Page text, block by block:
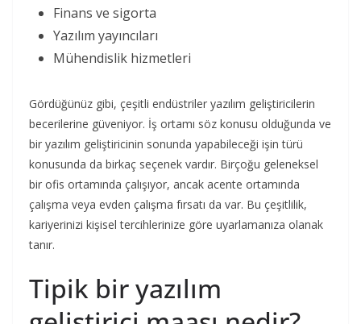
Finans ve sigorta
Yazılım yayıncıları
Mühendislik hizmetleri
Gördüğünüz gibi, çeşitli endüstriler yazılım geliştiricilerin
becerilerine güveniyor. İş ortamı söz konusu olduğunda ve
bir yazılım geliştiricinin sonunda yapabileceği işin türü
konusunda da birkaç seçenek vardır. Birçoğu geleneksel
bir ofis ortamında çalışıyor, ancak acente ortamında
çalışma veya evden çalışma fırsatı da var. Bu çeşitlilik,
kariyerinizi kişisel tercihlerinize göre uyarlamanıza olanak
tanır.
Tipik bir yazılım